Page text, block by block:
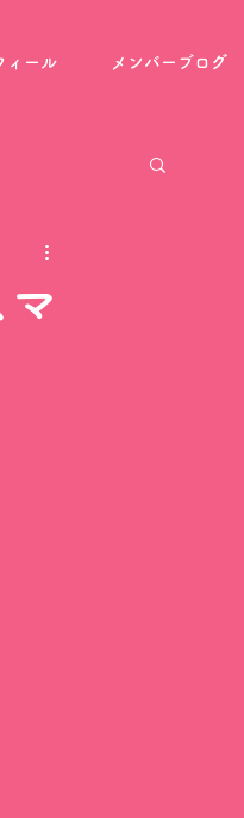
ィール メンバーブログ